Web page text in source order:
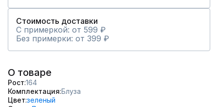
Стоимость доставки
С примеркой: от 599 ₽
Без примерки: от 399 ₽
О товаре
Рост 164
Комплектация Блуза
Цвет зеленый